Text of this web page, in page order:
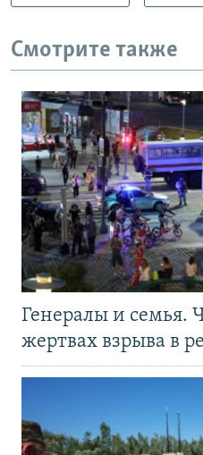
Смотрите также
Генералы и семья.
жертвах взрыва в